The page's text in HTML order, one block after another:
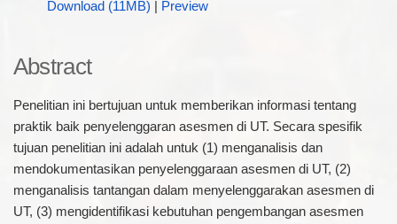
Download (11MB) Preview
Abstract
Penelitian ini bertujuan untuk memberikan informasi tentang
praktik baik penyelenggaran asesmen di UT. Secara spesifik
tujuan penelitian ini adalah untuk (1) menganalisis dan
mendokumentasikan penyelenggaraan asesmen di UT, (2)
menganalisis tantangan dalam menyelenggarakan asesmen di
UT, (3) mengidentifikasi kebutuhan pengembangan asesmen